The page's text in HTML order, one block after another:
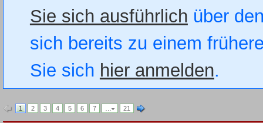
Sie sich ausführlich über
sich bereits zu einem
Sie sich hier anmelden.
1 2 3 4 5 6 7 … 21